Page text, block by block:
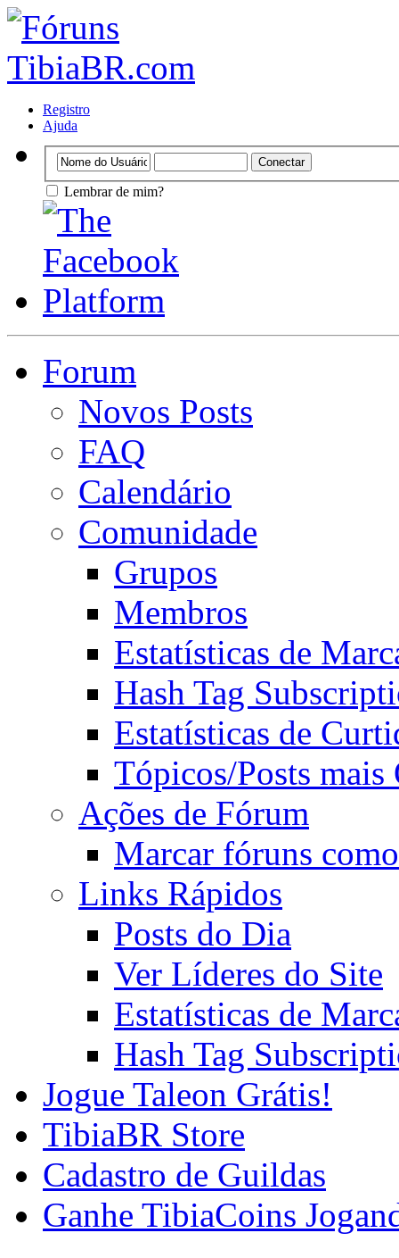
Registro
Ajuda
Lembrar de mim?
Forum
Novos Posts
FAQ
Calendário
Comunidade
Grupos
Membros
Estatísticas de
Hash Tag
Estatísticas de
Tópicos/Posts mais
Ações de Fórum
Marcar fóruns
Links Rápidos
Posts do Dia
Ver Líderes do Site
Estatísticas de
Hash Tag
Jogue Taleon Grátis!
TibiaBR Store
Cadastro de Guildas
Ganhe TibiaCoins